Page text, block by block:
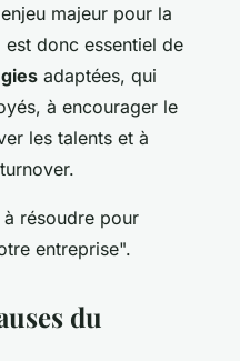
majeur pour la
donc essentiel de
adaptées, qui
à encourager le
les talents et à
résoudre pour
entreprise".
du